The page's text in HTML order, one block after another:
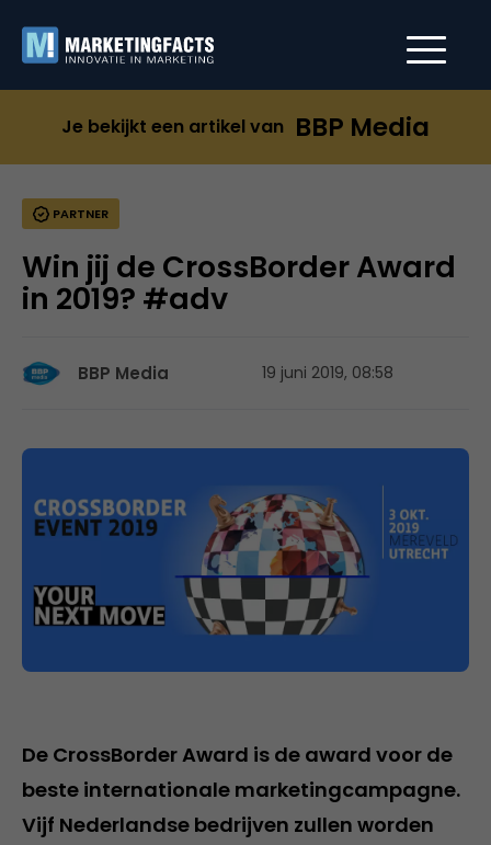
Je bekijkt een artikel van BBP Media
PARTNER
Win jij de CrossBorder Award
in 2019? #adv
BBP Media 19 juni 2019, 08:58
De CrossBorder Award is de award voor de
beste internationale marketingcampagne.
Vijf Nederlandse bedrijven zullen worden